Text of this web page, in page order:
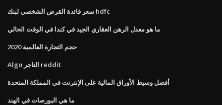
سعر فائدة القرض الشخصي لبنك hdfc
ما هو معدل الرهن العقاري الجيد في كندا في الوقت الحالي
حجم التجارة العالمية 2020
Algo التاجر reddit
أفضل وسيط الأوراق المالية على الإنترنت في المملكة المتحدة
ما هي البورصات في الهند